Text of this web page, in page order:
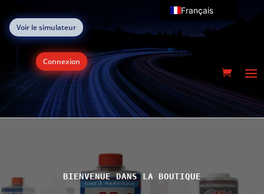
Voir le simulateur
Connexion
BIENVENUE DANS LA BOUTIQUE
Français
English (UK)